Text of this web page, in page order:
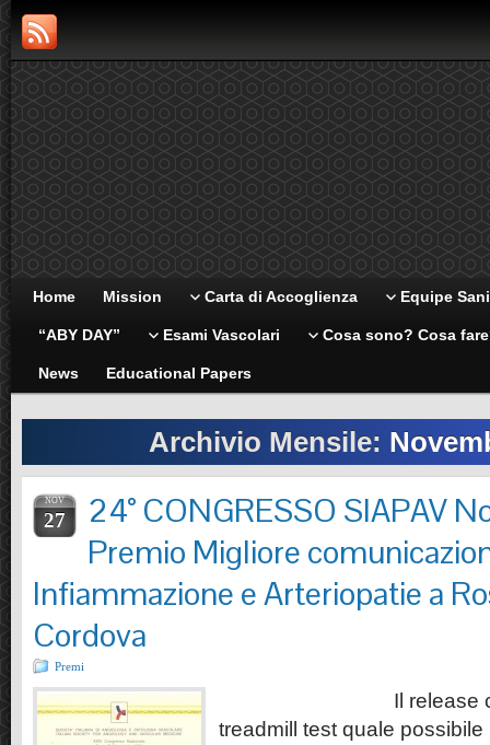
Home Mission Carta di Accoglienza Equipe
“ABY DAY” Esami Vascolari Cosa sono? Cosa
News Educational Papers
Archivio Mensile:
NOV
27
24° CONGRESSO SIAPAV
Premio Migliore
Infiammazione e Arteriopatie a
Cordova
Premi
Il release
treadmill test quale